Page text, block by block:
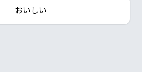
おいしい